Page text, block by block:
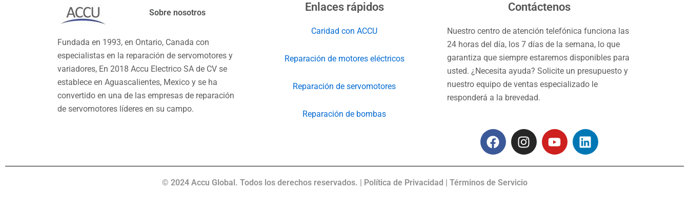
Sobre nosotros
Fundada en 1993, en Ontario, Canada con
especialistas en la reparación de servomotores y
variadores, En 2018 Accu Electrico SA de CV se
establece en Aguascalientes, Mexico y se ha
convertido en una de las empresas de reparación
de servomotores líderes en su campo.
Enlaces rápidos
Caridad con ACCU
Reparación de motores eléctricos
Reparación de servomotores
Reparación de bombas
Contáctenos
Nuestro centro de atención telefónica funciona las
24 horas del día, los 7 días de la semana, lo que
garantiza que siempre estaremos disponibles para
usted. ¿Necesita ayuda? Solicite un presupuesto y
nuestro equipo de ventas especializado le
responderá a la brevedad.
F
a
b
I
n
a
Y
o
L
i
© 2024 Accu Global. Todos los derechos reservados. | Política de Privacidad | Términos de Servicio